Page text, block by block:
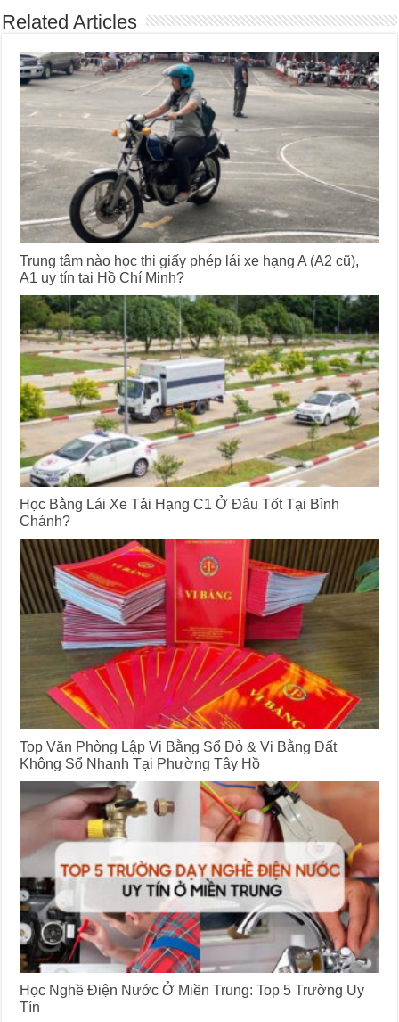
Related Articles
Trung tâm nào học thi giấy phép lái xe hạng A (A2 cũ),
A1 uy tín tại Hồ Chí Minh?
Học Bằng Lái Xe Tải Hạng C1 Ở Đâu Tốt Tại Bình
Chánh?
Top Văn Phòng Lập Vi Bằng Sổ Đỏ & Vi Bằng Đất
Không Sổ Nhanh Tại Phường Tây Hồ
Học Nghề Điện Nước Ở Miền Trung: Top 5 Trường Uy
Tín